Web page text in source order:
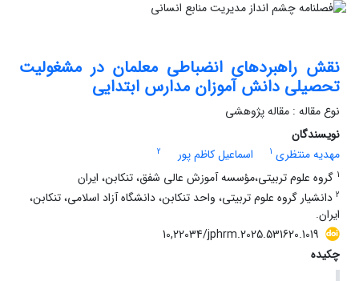
نقش راهبردهای انضباطی معلمان در مشغولیت
تحصیلی دانش آموزان مدارس ابتدایی
نوع مقاله : مقاله پژوهشی
نویسندگان
مهدیه منتظری 1 اسماعیل کاظم پور
2
1 گروه علوم تربیتی،مؤسسه آموزش عالی شفق، تنکابن، ایران
2 دانشیار گروه علوم تربیتی، واحد تنکابن، دانشگاه آزاد اسلامی، تنکابن،
ایران.
10,22034/jphrm.2025.531620.1019
چکیده